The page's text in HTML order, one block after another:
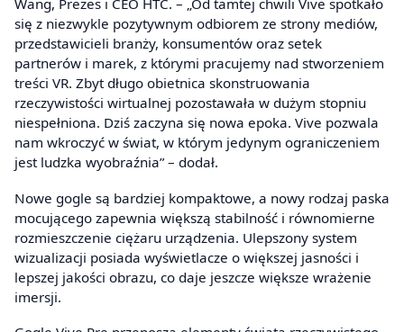
Wang, Prezes i CEO HTC. – „Od tamtej chwili Vive spotkało
się z niezwykle pozytywnym odbiorem ze strony mediów,
przedstawicieli branży, konsumentów oraz setek
partnerów i marek, z którymi pracujemy nad stworzeniem
treści VR. Zbyt długo obietnica skonstruowania
rzeczywistości wirtualnej pozostawała w dużym stopniu
niespełniona. Dziś zaczyna się nowa epoka. Vive pozwala
nam wkroczyć w świat, w którym jedynym ograniczeniem
jest ludzka wyobraźnia” – dodał.
Nowe gogle są bardziej kompaktowe, a nowy rodzaj paska
mocującego zapewnia większą stabilność i równomierne
rozmieszczenie ciężaru urządzenia. Ulepszony system
wizualizacji posiada wyświetlacze o większej jasności i
lepszej jakości obrazu, co daje jeszcze większe wrażenie
imersji.